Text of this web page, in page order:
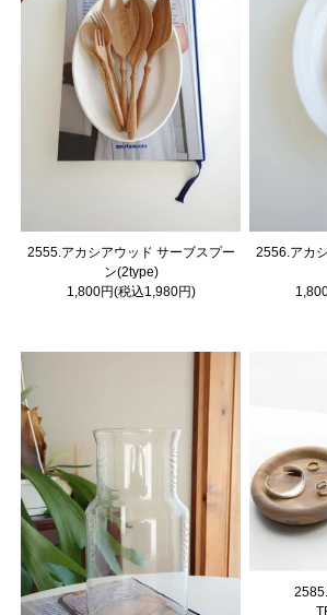
2555.アカシアウッド サーブスプー
ン(2type)
1,800円(税込1,980円)
2556.アカ